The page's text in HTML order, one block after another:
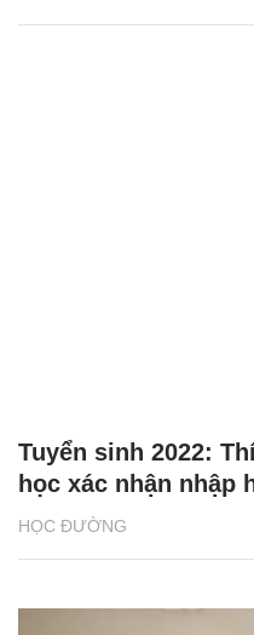
HỌC ĐƯỜNG
Tuyển sinh 2022:
học xác nhận nhập